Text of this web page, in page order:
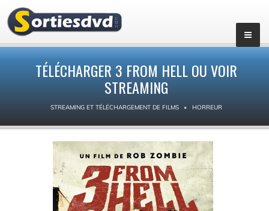
TÉLÉCHARGER 3 FROM HELL OU VOIR
STREAMING
STREAMING ET TÉLÉCHARGEMENT DE FILMS HORREUR